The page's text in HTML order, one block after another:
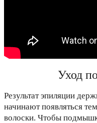
Уход
Результат эпиляции
начинают появляться
волоски. Чтобы